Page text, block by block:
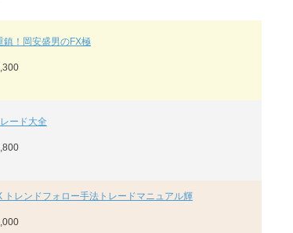
鎮！岡安盛男のFX極
ード大全
トレンドフォロー手法トレードマニュアル輝